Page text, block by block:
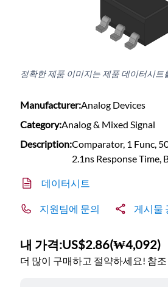
정확한 제품 이미지는 제품 데이터시트
Manufacturer:Analog Devices
Category:Analog & Mixed Signal
Description:Comparator, 1 Func,
2.1ns Response Time,
데이터시트
지원팀에 문의 게시물
내 가격:US$2.86(₩4,092)
더 많이 구매하고 절약하세요! 참